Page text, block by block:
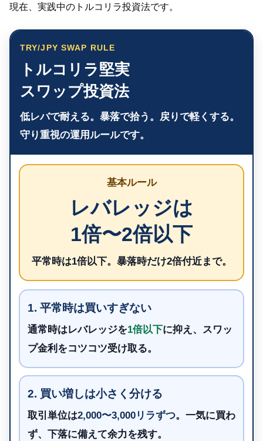
現在、実践中のトルコリラ投資法です。
TRY/JPY SWAP RULE
トルコリラ堅実
スワップ投資法
低レバで耐える。暴落で拾う。戻りで軽くする。
守り重視の運用ルールです。
基本ルール
レバレッジは
1倍〜2倍以下
平常時は1倍以下。暴落時だけ2倍付近まで。
1. 平常時は買いすぎない
通常時はレバレッジを1倍以下に抑え、スワッ
プ金利をコツコツ受け取る。
2. 買い増しは小さく分ける
取引単位は2,000〜3,000リラずつ。一気に買わ
ず、下落に備えて余力を残す。